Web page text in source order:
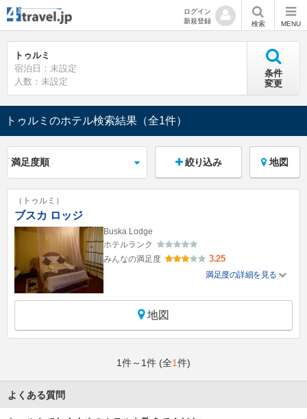
ログイン
新規登録
検索 MENU
トゥルミ
宿泊日：未設定
人数：未設定
条件
変更
トゥルミのホテル検索結果 （全1件）
絞り込み 地図
（トゥルミ）
ブスカ ロッジ
Buska Lodge
ホテルランク
みんなの満足度
3.25
満足度の詳細を見る
地図
1件～1件 (全1件)
よくある質問